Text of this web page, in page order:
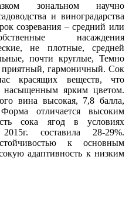
зональном научно
и виноградарства
созревания – средний или
насаждения
не плотные, средней
почти круглые, Темно
приятный, гармоничный. Сок
красящих веществ, что
насыщенным ярким цветом.
вина высокая, 7,8 балла,
отличается высоким
сока ягод в условиях
составила 28-29%.
к основным
адаптивность к низким